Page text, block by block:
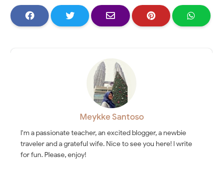
Meykke Santoso
I'm a passionate teacher, an excited blogger, a newbie
traveler and a grateful wife. Nice to see you here! I write
for fun. Please, enjoy!